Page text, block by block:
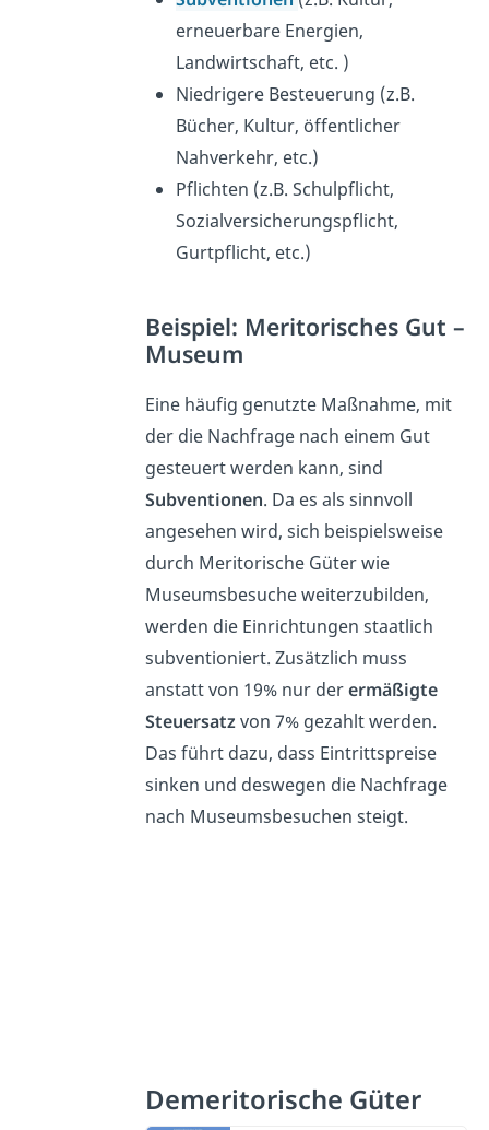
erneuerbare Energien,
Landwirtschaft, etc. )
Niedrigere Besteuerung (z.B.
Bücher, Kultur, öffentlicher
Nahverkehr, etc.)
Pflichten (z.B. Schulpflicht,
Sozialversicherungspflicht,
Gurtpflicht, etc.)
Beispiel: Meritorisches Gut –
Museum
Eine häufig genutzte Maßnahme, mit
der die Nachfrage nach einem Gut
gesteuert werden kann, sind
Subventionen. Da es als sinnvoll
angesehen wird, sich beispielsweise
durch Meritorische Güter wie
Museumsbesuche weiterzubilden,
werden die Einrichtungen staatlich
subventioniert. Zusätzlich muss
anstatt von 19% nur derermäßigte
Steuersatzvon 7% gezahlt werden.
Das führt dazu, dass Eintrittspreise
sinken und deswegen die Nachfrage
nach Museumsbesuchen steigt.
Demeritorische Güter